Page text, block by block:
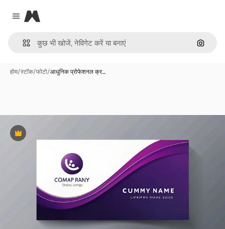
Close menu
Magnific
इमेज से
होम/स्टॉक/फोटो/आधुनिक प्रोफेशनल क्र…
Premium